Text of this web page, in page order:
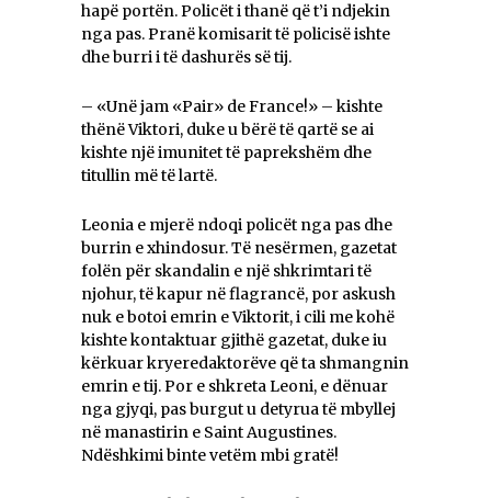
hapë portën. Policët i thanë që t’i ndjekin
nga pas. Pranë komisarit të policisë ishte
dhe burri i të dashurës së tij.
– «Unë jam «Pair» de France!» – kishte
thënë Viktori, duke u bërë të qartë se ai
kishte një imunitet të paprekshëm dhe
titullin më të lartë.
Leonia e mjerë ndoqi policët nga pas dhe
burrin e xhindosur. Të nesërmen, gazetat
folën për skandalin e një shkrimtari të
njohur, të kapur në flagrancë, por askush
nuk e botoi emrin e Viktorit, i cili me kohë
kishte kontaktuar gjithë gazetat, duke iu
kërkuar kryeredaktorëve që ta shmangnin
emrin e tij. Por e shkreta Leoni, e dënuar
nga gjyqi, pas burgut u detyrua të mbyllej
në manastirin e Saint Augustines.
Ndëshkimi binte vetëm mbi gratë!